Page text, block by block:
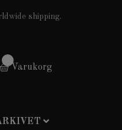
shipping.
Varukorg